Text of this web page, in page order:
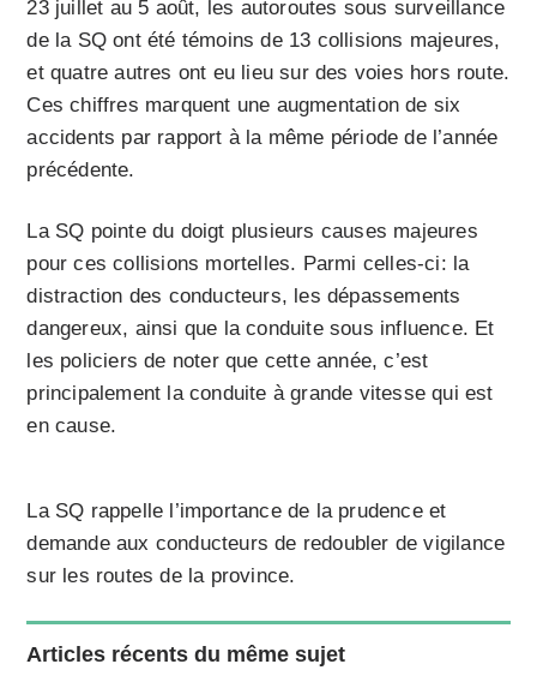
23 juillet au 5 août, les autoroutes sous surveillance
de la SQ ont été témoins de 13 collisions majeures,
et quatre autres ont eu lieu sur des voies hors route.
Ces chiffres marquent une augmentation de six
accidents par rapport à la même période de l’année
précédente.
La SQ pointe du doigt plusieurs causes majeures
pour ces collisions mortelles. Parmi celles-ci: la
distraction des conducteurs, les dépassements
dangereux, ainsi que la conduite sous influence. Et
les policiers de noter que cette année, c’est
principalement la conduite à grande vitesse qui est
en cause.
La SQ rappelle l’importance de la prudence et
demande aux conducteurs de redoubler de vigilance
sur les routes de la province.
Articles récents du même sujet